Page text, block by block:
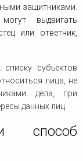
защитниками.
выдвигать
или ответчик,
субъектов
лица, не
дела, при
данных лиц.
способ